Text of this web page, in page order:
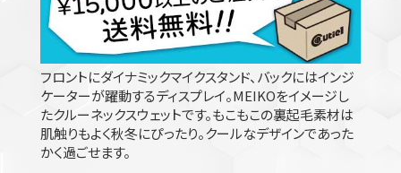
フロントにダイナミックマイクスタンド、バックにはインジ
ケーターが躍動するディスプレイ。MEIKOをイメージし
たクルーネックスウェットです。もこもこの裏起毛素材は
肌触りもよく秋冬にぴったり。クールなデザインであった
かく過ごせます。